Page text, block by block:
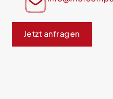
Jetzt anfragen